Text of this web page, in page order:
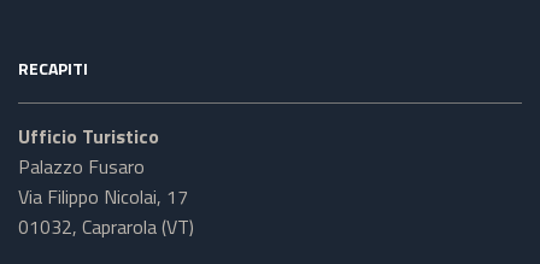
RECAPITI
Ufficio Turistico
Palazzo Fusaro
Via Filippo Nicolai, 17
01032, Caprarola (VT)